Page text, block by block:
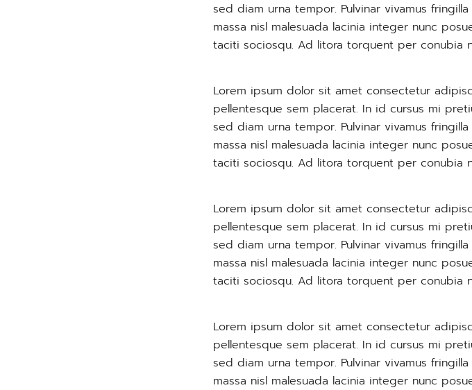
sed diam urna tempor. Pulvinar vivamus
massa nisl malesuada lacinia integer nunc
taciti sociosqu. Ad litora torquent per conubia
Lorem ipsum dolor sit amet consectetur
pellentesque sem placerat. In id cursus mi
sed diam urna tempor. Pulvinar vivamus
massa nisl malesuada lacinia integer nunc
taciti sociosqu. Ad litora torquent per conubia
Lorem ipsum dolor sit amet consectetur
pellentesque sem placerat. In id cursus mi
sed diam urna tempor. Pulvinar vivamus
massa nisl malesuada lacinia integer nunc
taciti sociosqu. Ad litora torquent per conubia
Lorem ipsum dolor sit amet consectetur
pellentesque sem placerat. In id cursus mi
sed diam urna tempor. Pulvinar vivamus
massa nisl malesuada lacinia integer nunc